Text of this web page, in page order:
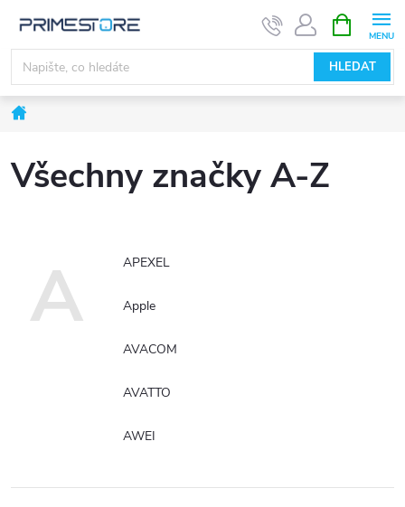
obsah
HLEDAT
NÁKUPNÍ
KOŠÍK
Všechny značky A-Z
A APEXEL
Apple
AVACOM
AVATTO
AWEI